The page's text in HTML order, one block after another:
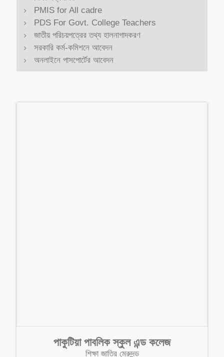
PMIS for All cadre
PDS For Govt. College Teachers
জাতীয় পরিচয়পত্রের তথ্য হালনাগাদকরণ
সরকারি কর্ম-কমিশনে আবেদন
অনলাইনে পাসপোর্টের আবেদন
পাকুটিয়া পাবলিক স্কুল এন্ড কলেজ
শিক্ষা জাতির মেরুদন্ড